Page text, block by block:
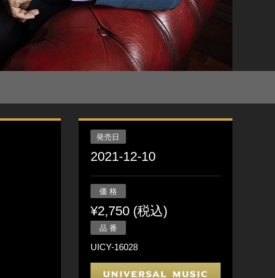
発売日
2021-12-10
価 格
¥2,750 (税込)
品 番
UICY-16028